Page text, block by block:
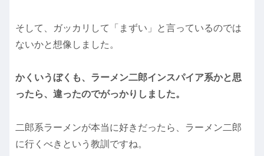
そして、ガッカリして「まずい」と言っているのでは
ないかと想像しました。
かくいうぼくも、ラーメン二郎インスパイア系かと思
ったら、違ったのでがっかりしました。
二郎系ラーメンが本当に好きだったら、ラーメン二郎
に行くべきという教訓ですね。